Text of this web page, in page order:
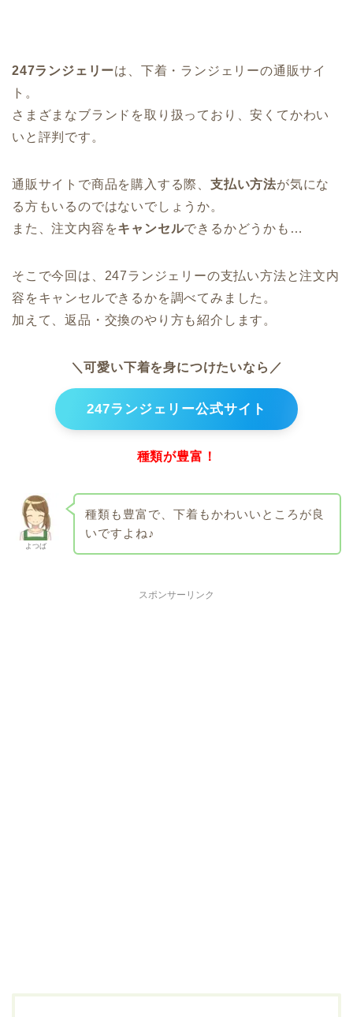
247ランジェリーは、下着・ランジェリーの通販サイ
ト。
さまざまなブランドを取り扱っており、安くてかわい
いと評判です。
通販サイトで商品を購入する際、 支払い方法が気にな
る方もいるのではないでしょうか。
また、注文内容をキャンセルできるかどうかも…
そこで今回は、247ランジェリーの支払い方法と注文内
容をキャンセルできるかを調べてみました。
加えて、返品・交換のやり方も紹介します。
＼可愛い下着を身につけたいなら／
247ランジェリー公式サイト
種類が豊富！
よつば
種類も豊富で、下着もかわいいところが良
いですよね♪
スポンサーリンク